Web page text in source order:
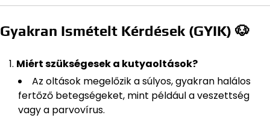
Gyakran Ismételt Kérdések (GYIK) 🐶
Miért szükségesek a kutyaoltások?
Az oltások megelőzik a súlyos, gyakran halálos
fertőző betegségeket, mint például a veszettség
vagy a parvovírus.